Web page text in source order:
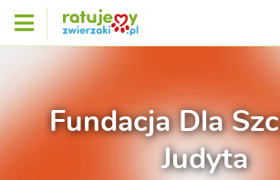
Fundacja Dla
Judyta